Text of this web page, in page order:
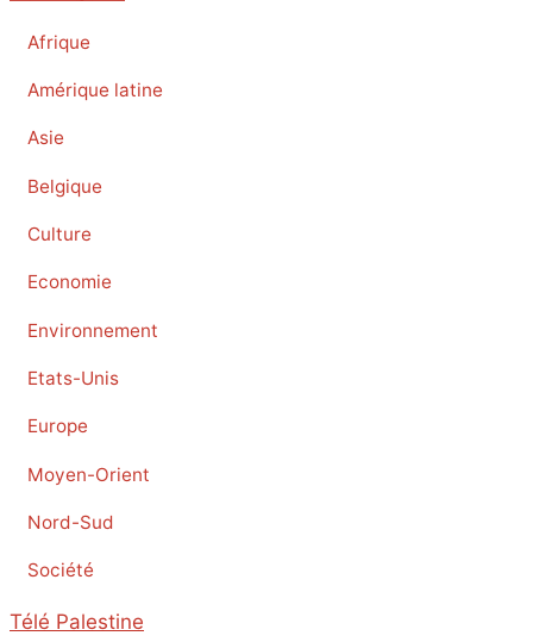
Afrique
Amérique latine
Asie
Belgique
Culture
Economie
Environnement
Etats-Unis
Europe
Moyen-Orient
Nord-Sud
Société
Télé Palestine